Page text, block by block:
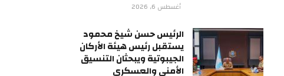
أغسطس 6, 2026
الرئيس حسن شيخ محمود
يستقبل رئيس هيئة الأركان
الجيبوتية ويبحثان التنسيق
الأمني والعسكري